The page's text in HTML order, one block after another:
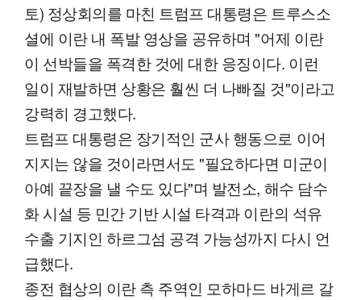
토) 정상회의를 마친 트럼프 대통령은 트루스소
셜에 이란 내 폭발 영상을 공유하며 "어제 이란
이 선박들을 폭격한 것에 대한 응징이다. 이런
일이 재발하면 상황은 훨씬 더 나빠질 것"이라고
강력히 경고했다.
트럼프 대통령은 장기적인 군사 행동으로 이어
지지는 않을 것이라면서도 "필요하다면 미군이
아예 끝장을 낼 수도 있다"며 발전소, 해수 담수
화 시설 등 민간 기반 시설 타격과 이란의 석유
수출 기지인 하르그섬 공격 가능성까지 다시 언
급했다.
종전 협상의 이란 측 주역인 모하마드 바게르 갈